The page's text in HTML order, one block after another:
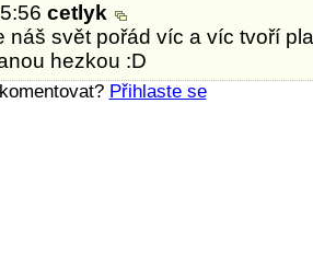
cetlyk
náš svět pořád víc a víc tvoří
hezkou :D
Přihlaste se